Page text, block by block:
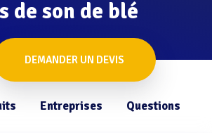
de son de blé
DEMANDER UN DEVIS
Entreprises Questions